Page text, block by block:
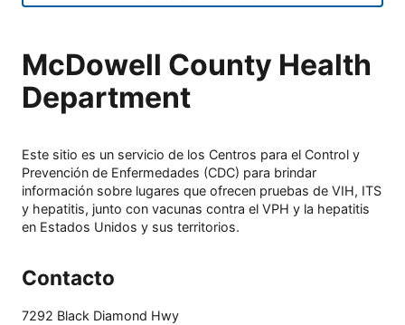
McDowell County Health
Department
Este sitio es un servicio de los Centros para el Control y
Prevención de Enfermedades (CDC) para brindar
información sobre lugares que ofrecen pruebas de VIH, ITS
y hepatitis, junto con vacunas contra el VPH y la hepatitis
en Estados Unidos y sus territorios.
Contacto
7292 Black Diamond Hwy